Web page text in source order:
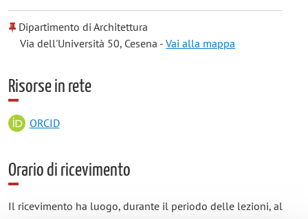
Dipartimento di Architettura
Via dell'Università 50, Cesena -Vai alla mappa
Risorse in rete
ORCID
Orario di ricevimento
Il ricevimento ha luogo, durante il periodo delle lezioni, al